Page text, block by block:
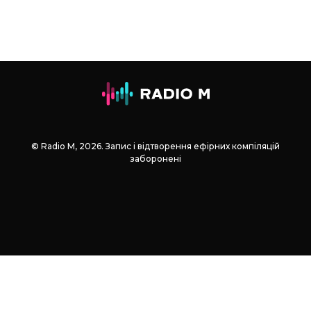
© Radio М, 2026. Запис і відтворення ефірних компіляцій
заборонені